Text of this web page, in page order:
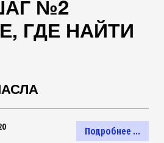
№2
ГДЕ НАЙТИ
Подробнее ...